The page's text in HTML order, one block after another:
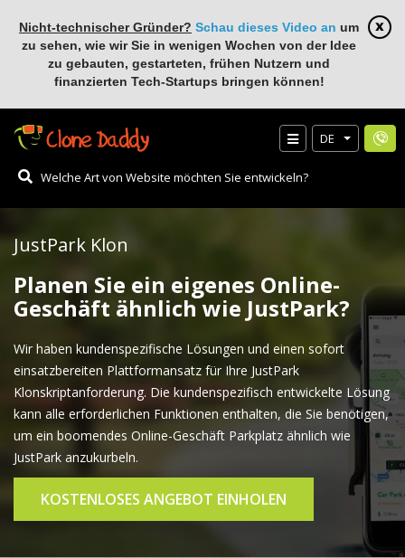
Nicht-technischer Gründer? Schau dieses Video an um
zu sehen, wie wir Sie in wenigen Wochen von der Idee
zu gebauten, gestarteten, frühen Nutzern und
finanzierten Tech-Startups bringen können!
DE
JustPark Klon
Planen Sie ein eigenes Online-
Geschäft ähnlich wie JustPark?
Wir haben kundenspezifische Lösungen und einen sofort
einsatzbereiten Plattformansatz für Ihre JustPark
Klonskriptanforderung. Die kundenspezifisch entwickelte Lösung
kann alle erforderlichen Funktionen enthalten, die Sie benötigen,
um ein boomendes Online-Geschäft Parkplatz ähnlich wie
JustPark anzukurbeln.
KOSTENLOSES ANGEBOT EINHOLEN